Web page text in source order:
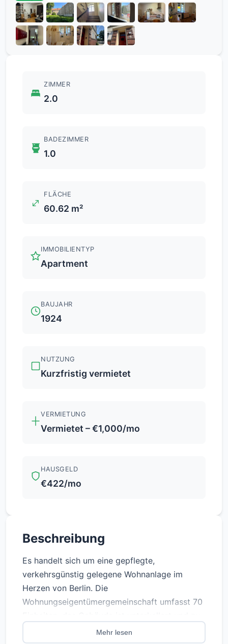
ZIMMER
2.0
BADEZIMMER
1.0
FLÄCHE
60.62 m²
IMMOBILIENTYP
Apartment
BAUJAHR
1924
NUTZUNG
Kurzfristig vermietet
VERMIETUNG
Vermietet – €1,000/mo
HAUSGELD
€422/mo
Beschreibung
Es handelt sich um eine gepflegte,
verkehrsgünstig gelegene Wohnanlage im
Herzen von Berlin. Die
Wohnungseigentümergemeinschaft umfasst 70
jeder Wohneinheit gehört ein eigener
Mehr lesen